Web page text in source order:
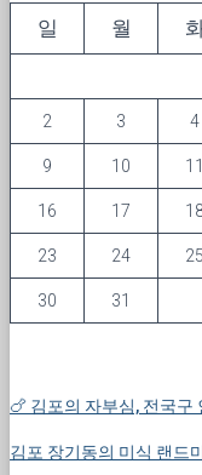
일 월
2 3 4
9 10 11
16 17
23 24 25
30
31
🍗 김포의 자부심, 전국구
김포 장기동의 미식 랜드